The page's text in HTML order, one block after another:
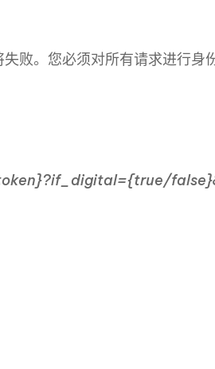
败。您必须对所有请求进行身